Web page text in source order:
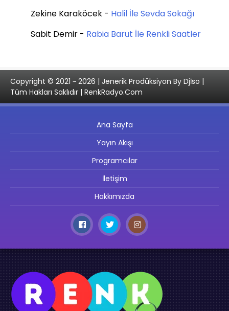
Zekine Karaköcek - Halil İle Sevda Sokağı
Sabit Demir - Rabia Barut İle Renkli Saatler
Copyright © 2021 ~ 2026 | Jenerik Prodüksiyon By Djİso |
Tüm Hakları Saklıdır | RenkRadyo.Com
Ana Sayfa
Yayın Akışı
Programcılar
İletişim
Hakkımızda